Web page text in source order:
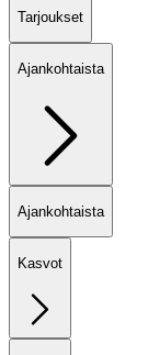
Tarjoukset
Ajankohtaista
Ajankohtaista
Kasvot